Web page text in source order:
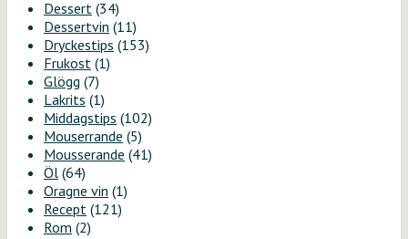
Dessert (34)
Dessertvin (11)
Dryckestips (153)
Frukost (1)
Glögg (7)
Lakrits (1)
Middagstips (102)
Mouserrande (5)
Mousserande (41)
Öl (64)
Oragne vin (1)
Recept (121)
Rom (2)